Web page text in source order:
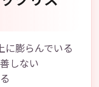
に膨らんでいる
しない